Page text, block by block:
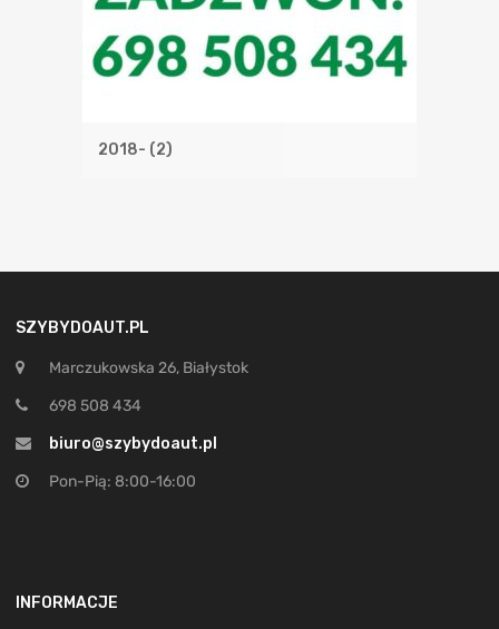
2018- (2)
SZYBYDOAUT.PL
Marczukowska 26, Białystok
698 508 434
biuro@szybydoaut.pl
Pon-Pią: 8:00-16:00
INFORMACJE